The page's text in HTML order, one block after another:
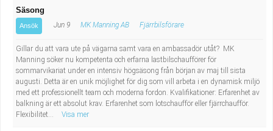
Säsong
Ansök Jun 9 MK Manning AB Fjärrbilsförare
Gillar du att vara ute på vägarna samt vara en ambassadör utåt? MK
Manning söker nu kompetenta och erfarna lastbilschaufförer för
sommarvikariat under en intensiv högsäsong från början av maj till sista
augusti. Detta är en unik möjlighet för dig som vill arbeta i en dynamisk miljö
med ett professionellt team och moderna fordon. Kvalifikationer: Erfarenhet av
balkning är ett absolut krav. Erfarenhet som lotschaufför eller fjärrchaufför.
Flexibilitet...
Visa mer